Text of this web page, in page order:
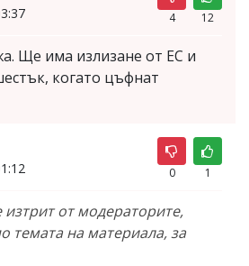
4 12
Ще има излизане от ЕС и
когато цъфнат
0 1
от модераторите,
темата на материала, за